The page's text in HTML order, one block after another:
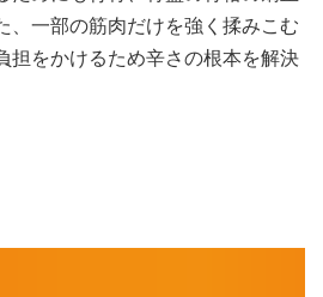
担をかけるため辛さの根本を解決